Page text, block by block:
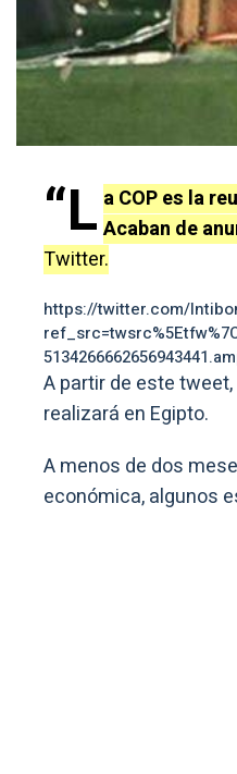
“L a COP es la
Acaban de
Twitter.
https://twitter.com/
A partir de este
realizará en Egipto.
A menos de dos
económica, algunos